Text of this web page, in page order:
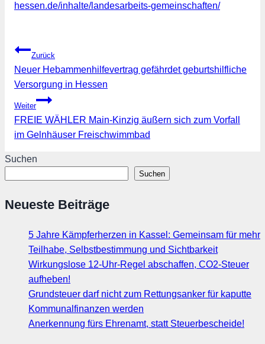
hessen.de/inhalte/landesarbeits-gemeinschaften/
Beitragsnavigation
Zurück
Neuer Hebammenhilfevertrag gefährdet geburtshilfliche
Versorgung in Hessen
Weiter
FREIE WÄHLER Main-Kinzig äußern sich zum Vorfall
im Gelnhäuser Freischwimmbad
Suchen
Suchen
Neueste Beiträge
5 Jahre Kämpferherzen in Kassel: Gemeinsam für mehr
Teilhabe, Selbstbestimmung und Sichtbarkeit
Wirkungslose 12-Uhr-Regel abschaffen, CO2-Steuer
aufheben!
Grundsteuer darf nicht zum Rettungsanker für kaputte
Kommunalfinanzen werden
Anerkennung fürs Ehrenamt, statt Steuerbescheide!